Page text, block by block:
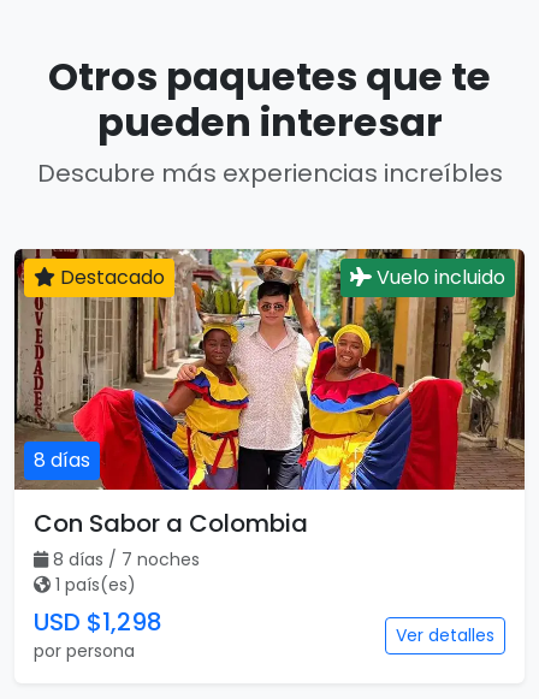
Otros paquetes que te
pueden interesar
Descubre más experiencias increíbles
8 días
Destacado Vuelo incluido
Con Sabor a Colombia
8 días / 7 noches
1 país(es)
USD $1,298
por persona
Ver detalles